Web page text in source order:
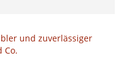
und zuverlässiger
Co.